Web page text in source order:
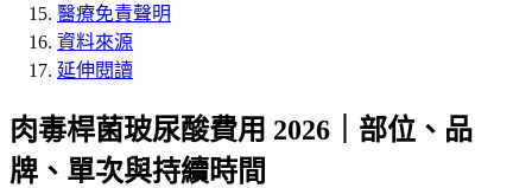
醫療免責聲明
資料來源
延伸閱讀
肉毒桿菌玻尿酸費用 2026｜部位、品
牌、單次與持續時間